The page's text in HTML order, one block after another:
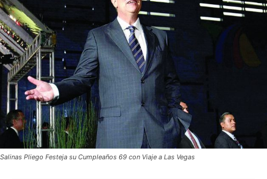
Salinas Pliego Festeja su Cumpleaños 69 con Viaje a Las Vegas